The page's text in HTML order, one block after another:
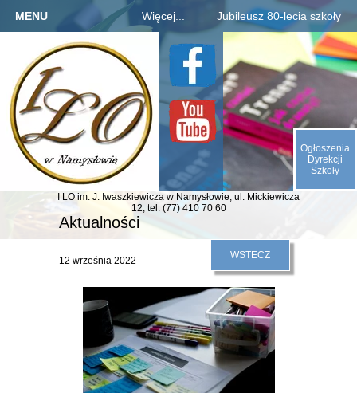
Aktualności
WSTECZ
12 września 2022
MENU
Strona główna
O nas
Galeria
Kontakt
Więcej...
Szkoła
Kandydaci
Uczniowie
Rodzice
E-SZKOŁA
Jubileusz 80-lecia szkoły
Informacje o jubileuszu
Rejestracja absolwentów
Płatności za zjazd, bal
Fotogaleria archiwaliów
Kalendarium 1945-2025
Animacje (liczby, daty)
Odliczamy dni do zjazdu
Ogłoszenia
Dyrekcji
Szkoły
I LO im. J. Iwaszkiewicza w Namysłowie, ul. Mickiewicza
12, tel. (77) 410 70 60